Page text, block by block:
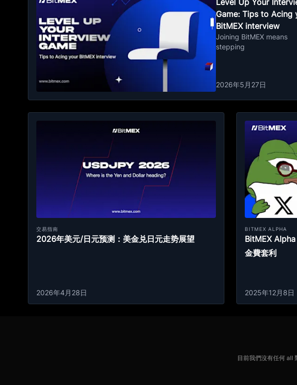
Level Up Your
Game: Tips to Acing
BitMEX interview
Joining BitMEX means
stepping
2026年5月27日
交易指南
2026年美元/日元预测：美金兑日元走势展望
2026年4月28日
BITMEX ALPHA
BitMEX
金費套利
2025年12月8日
目前我們沒有任何 all